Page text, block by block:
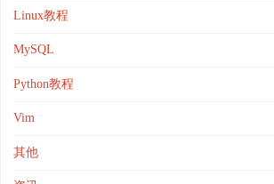
Linux教程
MySQL
Python教程
Vim
其他